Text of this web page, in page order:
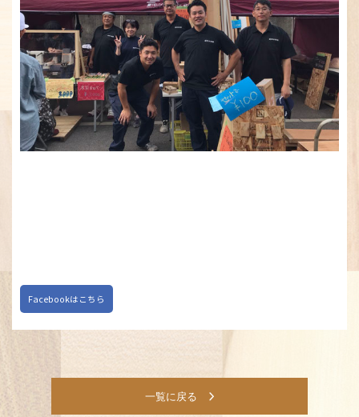
Facebookはこちら
一覧に戻る